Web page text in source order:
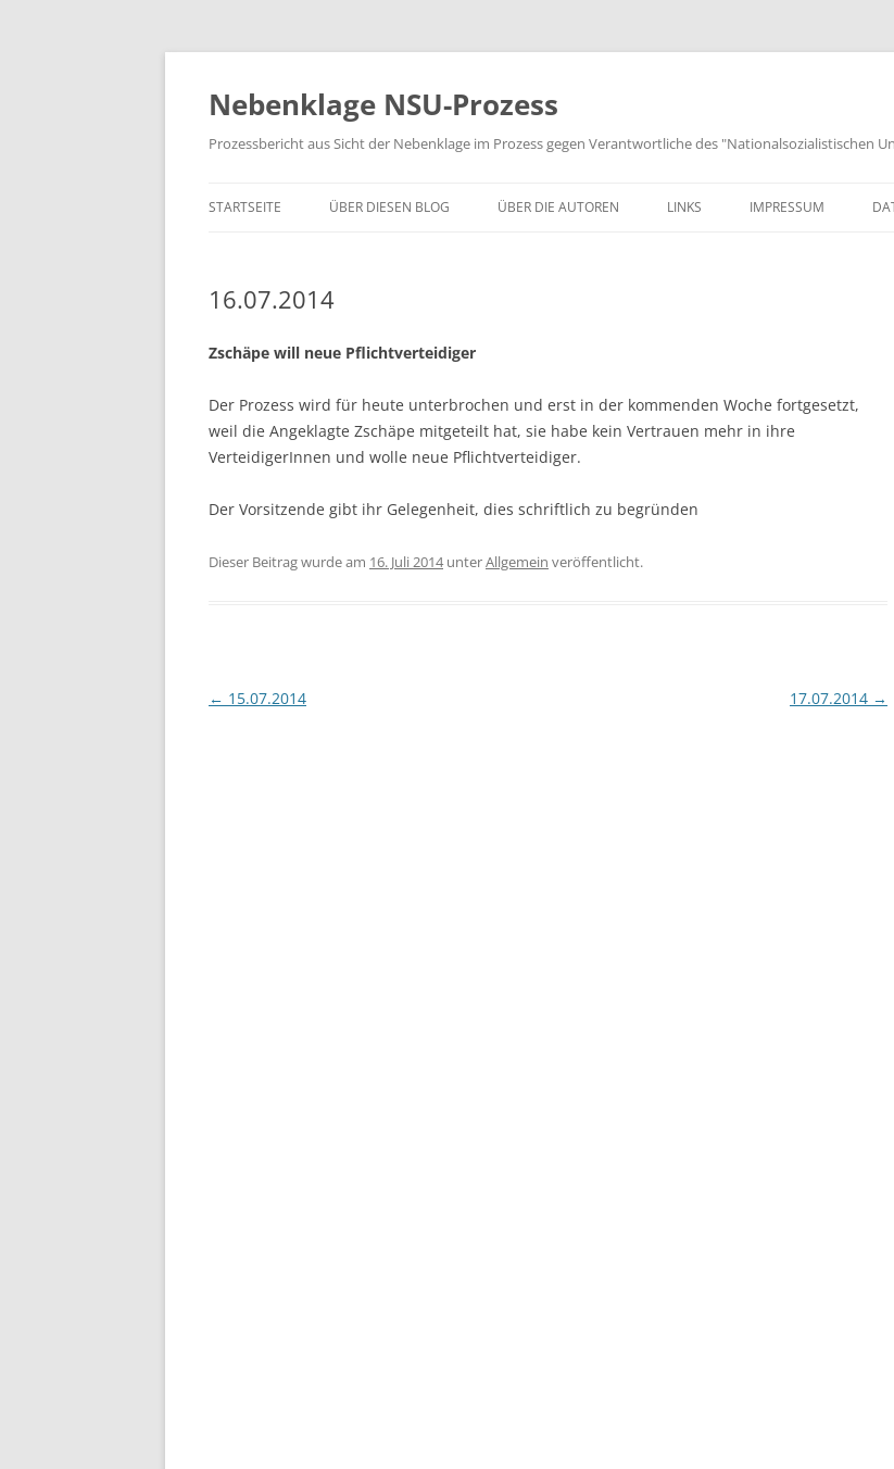
Zum
springen
Nebenklage NSU-Prozess
Prozessbericht aus Sicht der Nebenklage im Prozess gegen Verantwortliche des "Nationalsozialistischen
STARTSEITE ÜBER DIESEN BLOG ÜBER DIE AUTOREN LINKS IMPRESSUM
16.07.2014
Zschäpe will neue Pflichtverteidiger
Der Prozess wird für heute unterbrochen und erst in der kommenden Woche fortgesetzt,
weil die Angeklagte Zschäpe mitgeteilt hat, sie habe kein Vertrauen mehr in ihre
VerteidigerInnen und wolle neue Pflichtverteidiger.
Der Vorsitzende gibt ihr Gelegenheit, dies schriftlich zu begründen
Dieser Beitrag wurde am 16. Juli 2014unterAllgemein veröffentlicht.
Beitragsnavigation
← 15.07.2014 17.07.2014 →